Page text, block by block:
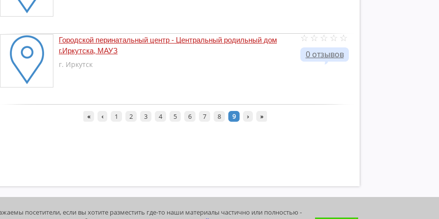
0 отзывов
Городской перинатальный центр - Центральный родильный дом
г.Иркутска, МАУЗ
г. Иркутск
« ‹ 1 2 3 4 5 6 7 8 9 › »
посетители, если вы хотите разместить где-то наши материалы частично или полностью -